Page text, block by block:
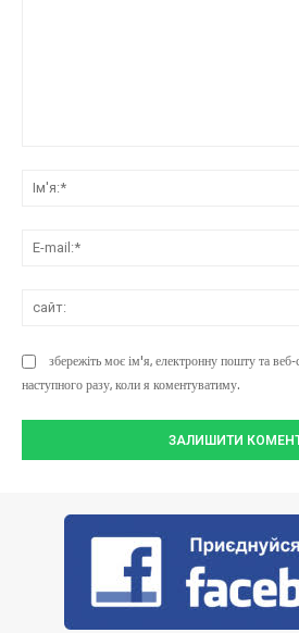
збережіть моє ім'я, електронну пошту та веб-
наступного разу, коли я коментуватиму.